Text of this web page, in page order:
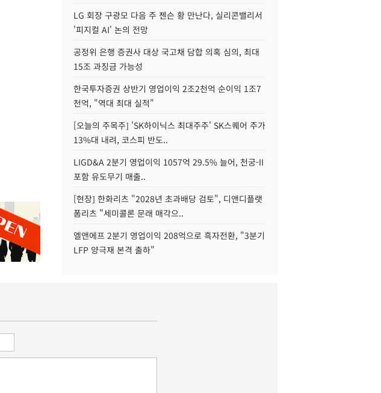
LG 회장 구광모 다음 주 젠슨 황 만난다, 실리콘밸리서
'피지컬 AI' 논의 전망
공정위 은행 증권사 대상 국고채 담합 의혹 심의, 최대
15조 과징금 가능성
한국투자증권 상반기 영업이익 2조2천억 순이익 1조7
천억, "역대 최대 실적"
[오늘의 주목주] 'SK하이닉스 최대주주' SK스퀘어 주가
13%대 내려, 코스피 반도..
LIGD&A 2분기 영업이익 1057억 29.5% 늘어, 천궁-II
포함 유도무기 매출..
[현장] 한화리츠 "2028년 초과배당 검토", 디앤디플랫
폼리츠 "세미콜론 문래 매각으..
엘앤에프 2분기 영업이익 208억으로 흑자전환, "3분기
LFP 양극재 본격 출하"